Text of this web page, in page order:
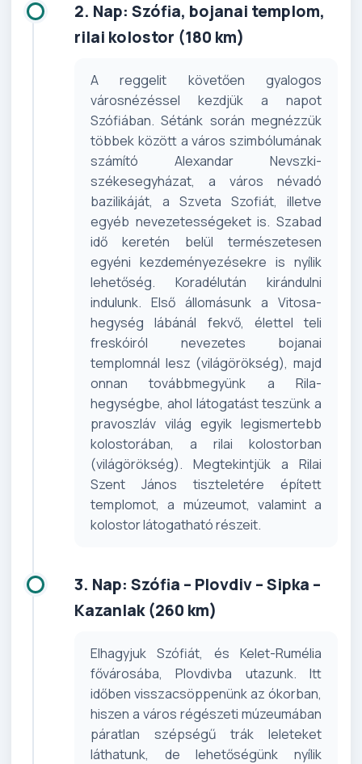
2. Nap: Szófia, bojanai templom,
rilai kolostor (180 km)
A reggelit követően gyalogos
városnézéssel kezdjük a napot
Szófiában. Sétánk során megnézzük
többek között a város szimbólumának
számító Alexandar Nevszki-
székesegyházat, a város névadó
bazilikáját, a Szveta Szofiát, illetve
egyéb nevezetességeket is. Szabad
idő keretén belül természetesen
egyéni kezdeményezésekre is nyílik
lehetőség. Koradélután kirándulni
indulunk. Első állomásunk a Vitosa-
hegység lábánál fekvő, élettel teli
freskóiról nevezetes bojanai
templomnál lesz (világörökség), majd
onnan továbbmegyünk a Rila-
hegységbe, ahol látogatást teszünk a
pravoszláv világ egyik legismertebb
kolostorában, a rilai kolostorban
(világörökség). Megtekintjük a Rilai
Szent János tiszteletére épített
templomot, a múzeumot, valamint a
kolostor látogatható részeit.
3. Nap: Szófia – Plovdiv – Sipka –
Kazanlak (260 km)
Elhagyjuk Szófiát, és Kelet-Rumélia
fővárosába, Plovdivba utazunk. Itt
időben visszacsöppenünk az ókorban,
hiszen a város régészeti múzeumában
páratlan szépségű trák leleteket
láthatunk, de lehetőségünk nyílik